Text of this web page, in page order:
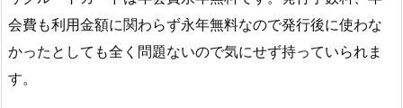
会費も利用金額に関わらず永年無料なので発行後に使わな
かったとしても全く問題ないので気にせず持っていられま
す。